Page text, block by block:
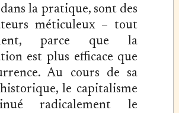
la pratique, sont des
méticuleux – tout
parce que la
est plus efficace que
Au cours de sa
le capitalisme
radicalement le